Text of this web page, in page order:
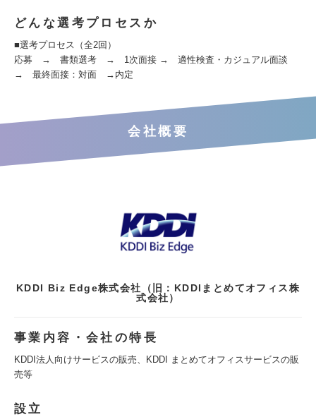
どんな選考プロセスか
■選考プロセス（全2回）
応募 → 書類選考 → 1次面接 → 適性検査・カジュアル面談
→ 最終面接：対面 →内定
会社概要
KDDI Biz Edge株式会社（旧：KDDIまとめてオフィス株
式会社）
事業内容・会社の特長
KDDI法人向けサービスの販売、KDDI まとめてオフィスサービスの販
売等
設立